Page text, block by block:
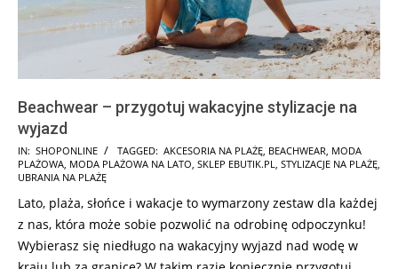
Beachwear – przygotuj wakacyjne stylizacje na
wyjazd
2026-
02-
IN: SHOPONLINE TAGGED: AKCESORIA NA PLAŻĘ, BEACHWEAR, MODA
PLAŻOWA, MODA PLAŻOWA NA LATO, SKLEP EBUTIK.PL, STYLIZACJE NA PLAŻĘ,
UBRANIA NA PLAŻĘ
Lato, plaża, słońce i wakacje to wymarzony zestaw dla każdej
z nas, która może sobie pozwolić na odrobinę odpoczynku!
Wybierasz się niedługo na wakacyjny wyjazd nad wodę w